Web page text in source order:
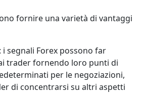
fornire una varietà di vantaggi
segnali Forex possono far
trader fornendo loro punti di
per le negoziazioni,
di concentrarsi su altri aspetti